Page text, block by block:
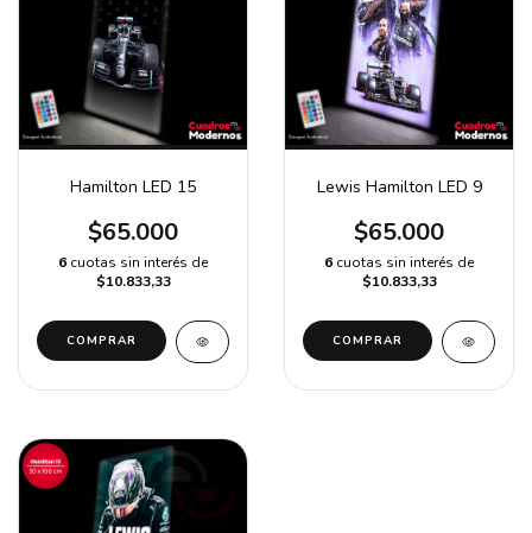
Hamilton LED 15
$65.000
6 cuotas sin interés de
$10.833,33
COMPRAR
Lewis Hamilton LED 9
$65.000
6 cuotas sin interés de
$10.833,33
COMPRAR